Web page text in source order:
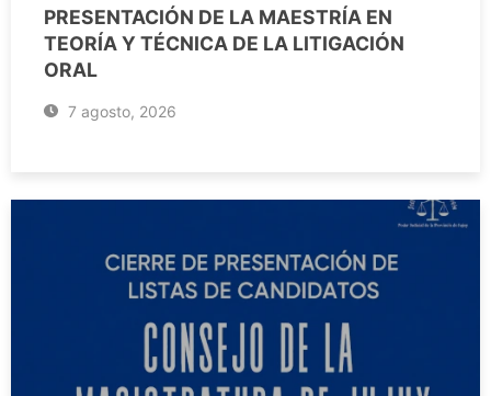
PRESENTACIÓN DE LA MAESTRÍA EN
TEORÍA Y TÉCNICA DE LA LITIGACIÓN
ORAL
7 agosto, 2026